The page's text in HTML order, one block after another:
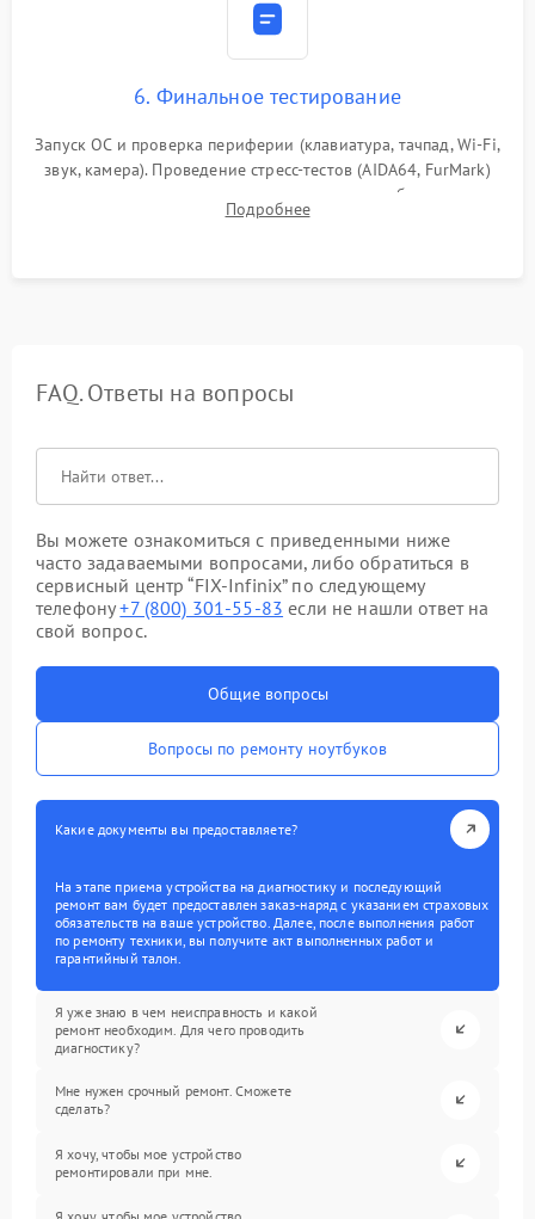
6. Финальное тестирование
Запуск ОС и проверка периферии (клавиатура, тачпад, Wi-Fi,
звук, камера). Проведение стресс-тестов (AIDA64, FurMark)
для контроля температурного режима и стабильности
системы под пиковой нагрузкой.
Подробнее
FAQ. Ответы на вопросы
Вы можете ознакомиться с приведенными ниже
часто задаваемыми вопросами, либо обратиться в
сервисный центр “FIX-Infinix” по следующему
телефону+7 (800) 301-55-83 если не нашли ответ на
свой вопрос.
Общие вопросы
Вопросы по ремонту ноутбуков
Какие документы вы предоставляете?
На этапе приема устройства на диагностику и последующий
ремонт вам будет предоставлен заказ-наряд с указанием страховых
обязательств на ваше устройство. Далее, после выполнения работ
по ремонту техники, вы получите акт выполненных работ и
гарантийный талон.
Я уже знаю в чем неисправность и какой
ремонт необходим. Для чего проводить
диагностику?
Мне нужен срочный ремонт. Сможете
сделать?
Я хочу, чтобы мое устройство
ремонтировали при мне.